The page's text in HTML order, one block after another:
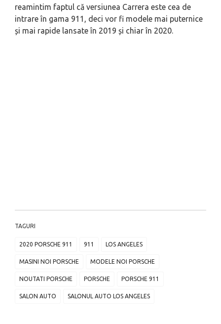
reamintim faptul că versiunea Carrera este cea de
intrare în gama 911, deci vor fi modele mai puternice
și mai rapide lansate în 2019 și chiar în 2020.
TAGURI
2020 PORSCHE 911 911 LOS ANGELES
MASINI NOI PORSCHE MODELE NOI PORSCHE
NOUTATI PORSCHE PORSCHE PORSCHE 911
SALON AUTO SALONUL AUTO LOS ANGELES